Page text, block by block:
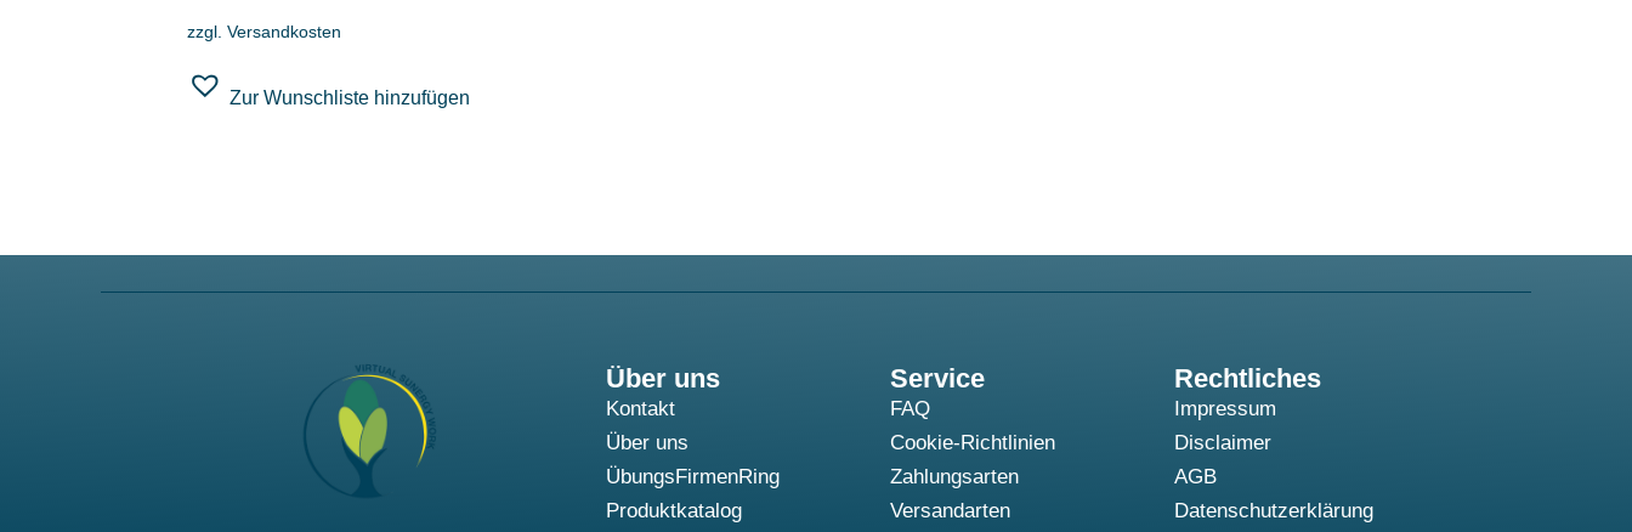
zzgl.Versandkosten
Zur Wunschliste hinzufügen
Über uns
Kontakt
Über uns
ÜbungsFirmenRing
Produktkatalog
Service
FAQ
Cookie-Richtlinien
Zahlungsarten
Versandarten
Rechtliches
Impressum
Disclaimer
AGB
Datenschutzerklärung